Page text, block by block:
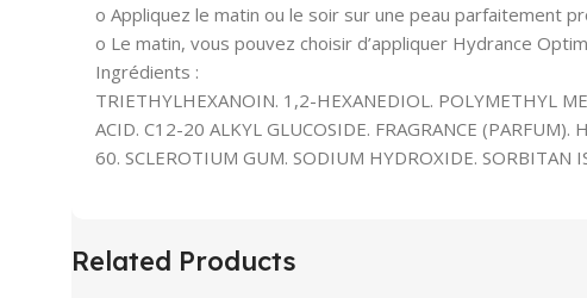
o Appliquez le matin ou le soir sur une peau parfaitement
o Le matin, vous pouvez choisir d’appliquer Hydrance
Ingrédients :
TRIETHYLHEXANOIN. 1,2-HEXANEDIOL. POLYMETHYL
ACID. C12-20 ALKYL GLUCOSIDE. FRAGRANCE
60. SCLEROTIUM GUM. SODIUM HYDROXIDE. SORBITAN
Related Products